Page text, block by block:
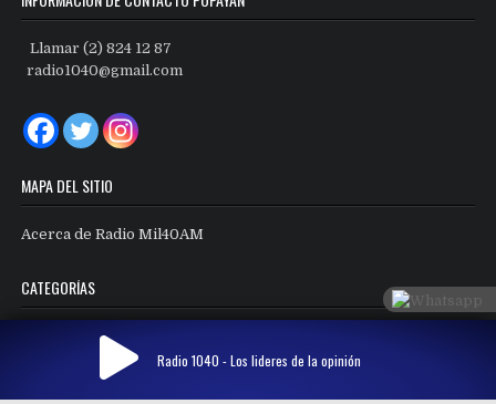
Llamar (2) 824 12 87
radio1040@gmail.com
MAPA DEL SITIO
Acerca de Radio Mil40AM
CATEGORÍAS
Radio 1040 - Los lideres de la opinión